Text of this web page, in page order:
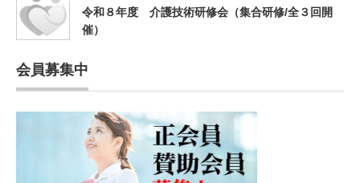
令和８年度 介護技術研修会（集合研修/全３回開
催）
会員募集中